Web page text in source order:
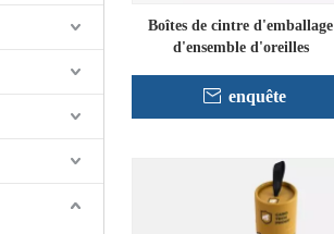
Boîtes de cintre d'emballage
d'ensemble d'oreilles
enquête